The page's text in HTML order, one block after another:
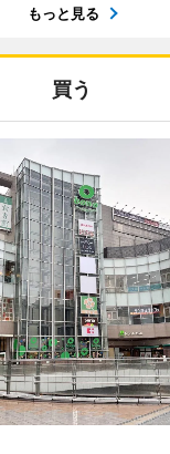
もっと見る
買う